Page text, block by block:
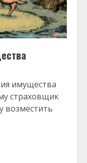
имущества
страховщик
возместить